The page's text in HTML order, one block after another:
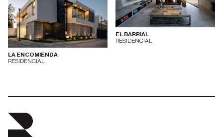
EL BARRIAL
RESIDENCIAL
LA ENCOMIENDA
RESIDENCIAL